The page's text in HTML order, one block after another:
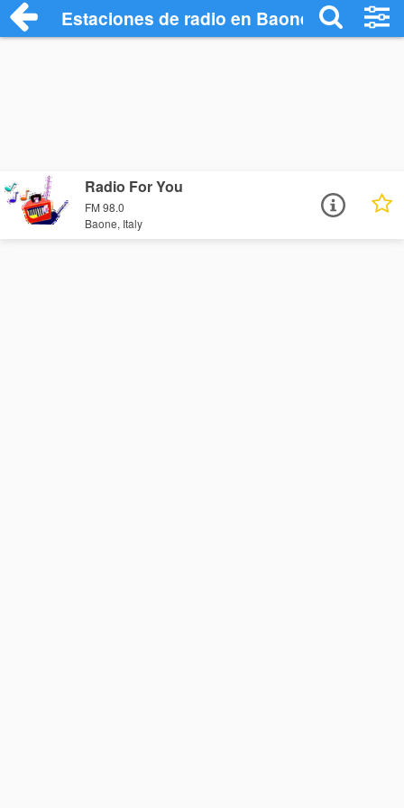
Estaciones de radio en Baone -
Radio For You
FM 98.0
Baone, Italy